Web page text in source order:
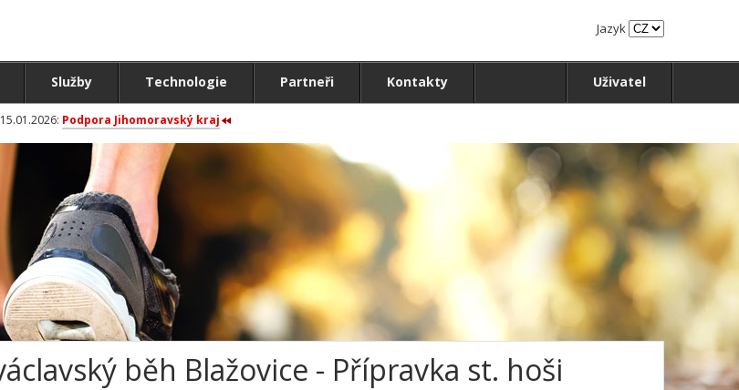
Jazyk
Služby Technologie Partneři Kontakty Uživatel
15.01.2026: Podpora Jihomoravský kraj
běh Blažovice - Přípravka st. hoši